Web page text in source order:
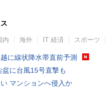
内 海外 IT 経済 スポーツ
に線状降水帯直前予測
盆に台風15号直撃も
マンションへ侵入か